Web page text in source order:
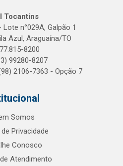
Tocantins
Lote n°029A, Galpão 1
Azul, Araguaína/TO
8200
99280-8207
2106-7363 - Opção 7
Somos
Privacidade
Conosco
Atendimento